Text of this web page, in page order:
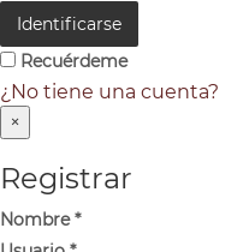
Identificarse
Recuérdeme
¿No tiene una cuenta?
×
Registrar
Nombre*